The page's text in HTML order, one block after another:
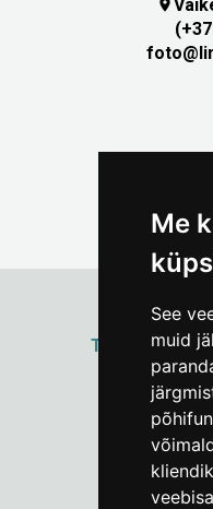
Me
See
muid

Пн–Пт